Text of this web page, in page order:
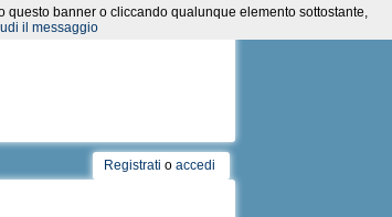
Registrati o accedi
banner o cliccando qualunque elemento sottostante,
il messaggio